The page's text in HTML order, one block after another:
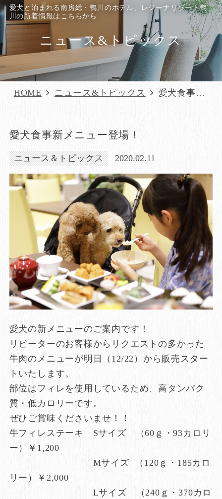
愛犬と泊まれる南房総・鴨川のホテル、レジーナリゾート鴨
川の新着情報はこちらから
ニュース&トピックス
HOME ニュース&トピックス
愛犬食事新
愛犬食事新メニュー登場！
ニュース＆トピックス 2020.02.11
愛犬の新メニューのご案内です！
リピーターのお客様からリクエストの多かった
牛肉のメニューが明日（12/22）から販売スター
トいたします。
部位はフィレを使用しているため、高タンパク
質・低カロリーです。
ぜひご賞味くださいませ！！
牛フィレステーキ Sサイズ （60ｇ・93カロリ
ー）￥1,200
Mサイズ （120ｇ・185カロ
リー）￥2,000
Lサイズ （240ｇ・370カロ